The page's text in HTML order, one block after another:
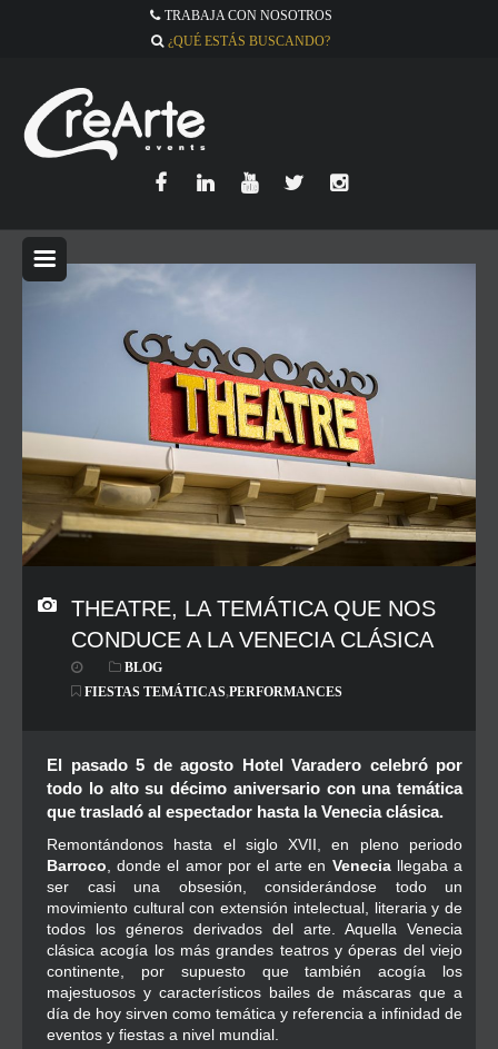
TRABAJA CON NOSOTROS
¿QUÉ ESTÁS BUSCANDO?
THEATRE, LA TEMÁTICA QUE NOS
CONDUCE A LA VENECIA CLÁSICA
BLOG
FIESTAS TEMÁTICAS,PERFORMANCES
El pasado 5 de agosto Hotel Varadero celebró por
todo lo alto su décimo aniversario con una temática
que trasladó al espectador hasta la Venecia clásica.
Remontándonos hasta el siglo XVII, en pleno periodo
Barroco , donde el amor por el arte en Veneciallegaba a
ser casi una obsesión, considerándose todo un
movimiento cultural con extensión intelectual, literaria y de
todos los géneros derivados del arte. Aquella Venecia
clásica acogía los más grandes teatros y óperas del viejo
continente, por supuesto que también acogía los
majestuosos y característicos bailes de máscaras que a
día de hoy sirven como temática y referencia a infinidad de
eventos y fiestas a nivel mundial.